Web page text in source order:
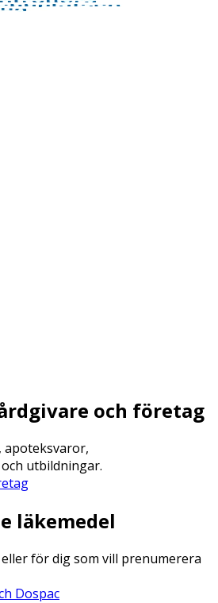
och företag
apoteksvaror,
utbildningar.
läkemedel
för dig som vill prenumerera
Dospac